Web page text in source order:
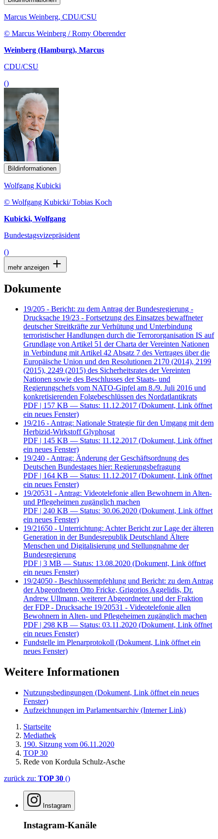
Marcus Weinberg, CDU/CSU
© Marcus Weinberg / Romy Oberender
Weinberg (Hamburg), Marcus
CDU/CSU
()
Bildinformationen
Wolfgang Kubicki
© Wolfgang Kubicki/ Tobias Koch
Kubicki, Wolfgang
Bundestagsvizepräsident
()
mehr anzeigen
Dokumente
19/205 - Bericht: zu dem Antrag der Bundesregierung -
Drucksache 19/23 - Fortsetzung des Einsatzes bewaffneter
deutscher Streitkräfte zur Verhütung und Unterbindung
terroristischer Handlungen durch die Terrororganisation IS auf
Grundlage von Artikel 51 der Charta der Vereinten Nationen
in Verbindung mit Artikel 42 Absatz 7 des Vertrages über die
Europäische Union und den Resolutionen 2170 (2014), 2199
(2015), 2249 (2015) des Sicherheitsrates der Vereinten
Nationen sowie des Beschlusses der Staats- und
Regierungschefs vom NATO-Gipfel am 8./9. Juli 2016 und
konkretisierenden Folgebeschlüssen des Nordatlantikrats
PDF | 157 KB — Status: 11.12.2017 (Dokument, Link öffnet
ein neues Fenster)
19/216 - Antrag: Nationale Strategie für den Umgang mit dem
Herbizid-Wirkstoff Glyphosat
PDF | 145 KB — Status: 11.12.2017 (Dokument, Link öffnet
ein neues Fenster)
19/240 - Antrag: Änderung der Geschäftsordnung des
Deutschen Bundestages hier: Regierungsbefragung
PDF | 164 KB — Status: 11.12.2017 (Dokument, Link öffnet
ein neues Fenster)
19/20531 - Antrag: Videotelefonie allen Bewohnern in Alten-
und Pflegeheimen zugänglich machen
PDF | 240 KB — Status: 30.06.2020 (Dokument, Link öffnet
ein neues Fenster)
19/21650 - Unterrichtung: Achter Bericht zur Lage der älteren
Generation in der Bundesrepublik Deutschland Ältere
Menschen und Digitalisierung und Stellungnahme der
Bundesregierung
PDF | 3 MB — Status: 13.08.2020 (Dokument, Link öffnet
ein neues Fenster)
19/24050 - Beschlussempfehlung und Bericht: zu dem Antrag
der Abgeordneten Otto Fricke, Grigorios Aggelidis, Dr.
Andrew Ullmann, weiterer Abgeordneter und der Fraktion
der FDP - Drucksache 19/20531 - Videotelefonie allen
Bewohnern in Alten- und Pflegeheimen zugänglich machen
PDF | 298 KB — Status: 03.11.2020 (Dokument, Link öffnet
ein neues Fenster)
Fundstelle im Plenarprotokoll (Dokument, Link öffnet ein
neues Fenster)
Weitere Informationen
Nutzungsbedingungen (Dokument, Link öffnet ein neues
Fenster)
Aufzeichnungen im Parlamentsarchiv (Interner Link)
Startseite
Mediathek
190. Sitzung vom 06.11.2020
TOP 30
Rede von Kordula Schulz-Asche
zurück zu: TOP 30 ()
Instagram
Instagram-Kanäle